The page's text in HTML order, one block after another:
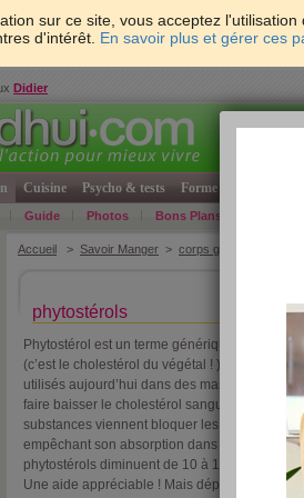
sur ce site, vous acceptez
d'intérêt. En savoir plus et gérer ces
Didier
Cuisine Psycho & tests Forme & santé
Guide Photos Bons Plans
Accueil > Savoir Manger > corps gras
phytostérols
Phytostérol est un terme générique pour
(c’est le cholestérol du végétal ! ). Ces
utilisés aujourd’hui dans des margarines, des
faire baisser le cholestérol sanguin des
substances viennent bloquer les récepteurs
empêchant son absorption dans l’organisme.
phytostérols diminuent de 10 à 12 % le taux
Une aide appréciable ! Mais dépasser 3 g de